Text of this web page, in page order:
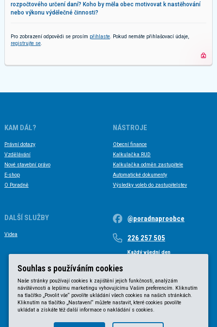
rozpočtového určení daní? Koho by měla obec motivovat k nastěhování
nebo výkonu výdělečné činnosti?
Pro zobrazení odpovědi se prosím přihlaste . Pokud nemáte přihlašovací údaje,
registrujte se
KAM DÁL?
Právní dotazy
Vzdělávání
Nové stavební právo
E-shop
O Poradně
NÁSTROJE
Obecní finance
Kalkulačka RUD
Kalkulačka odměn zastupitele
Automatické dokumenty
Výsledky voleb do zastupitelstev
DALŠÍ SLUŽBY
Videa
@poradnaproobce
226 257 505
Každý všední den
Souhlas s používáním cookies
Naše stránky používají cookies k zajištění jejich funkčnosti, analýzám
návštěvnosti a lepšímu marketingu vyhovujícímu Vašim preferencím. Kliknutím
na tlačítko „Povolit vše“ povolíte ukládání všech cookies na našich stránkách.
Kliknutím na tlačítko „Nastavení“ můžete nastavit, které cookies povolíte
ukládat a získáte též další informace o nakládání s cookies.